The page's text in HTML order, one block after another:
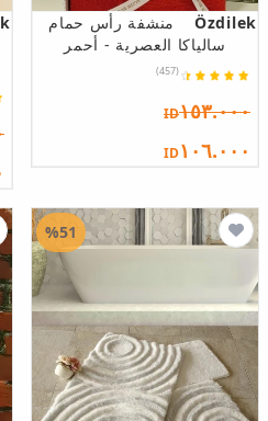
Özdilek
منشفة رأس حمام
سالياكا العصرية - أحمر
(457)
ID١٥٣.٠٠٠
ID١٠٦.٠٠٠
%51